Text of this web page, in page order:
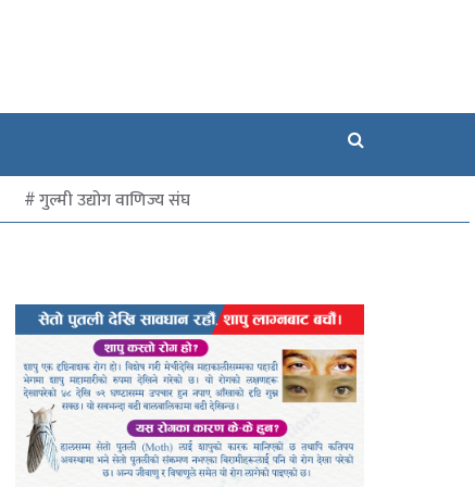
गुल्मी उद्योग वाणिज्य संघ